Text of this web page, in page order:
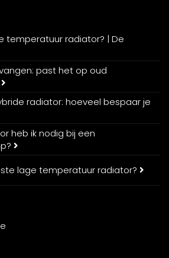
temperatuur radiator? | De
past het op oud
radiator: hoeveel bespaar je
heb ik nodig bij een
lage temperatuur radiator?